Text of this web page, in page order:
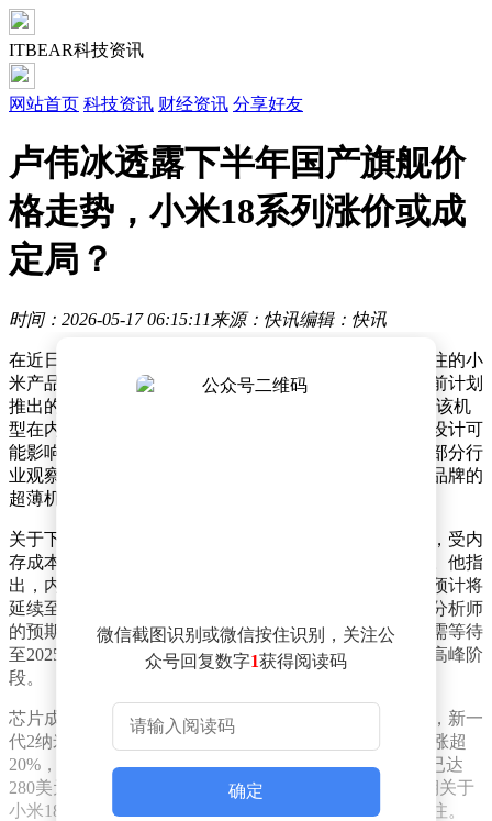
ITBEAR科技资讯
网站首页 科技资讯 财经资讯 分享好友
卢伟冰透露下半年国产旗舰价
格走势，小米18系列涨价或成
定局？
时间：2026-05-17 06:15:11 来源：快讯编辑：快讯
在近日的直播活动中，小米高管卢伟冰针对近期备受关注的小
米产品动态及行业趋势进行了详细解读。其中，小米此前计划
推出的超薄机型Air项目引发了广泛讨论。卢伟冰透露，该机
型在内部研发阶段已接近量产，但团队评估后认为超薄设计可
能影响用户体验，最终决定取消上市计划。这一决策被部分行
业观察者解读为对市场风险的审慎应对——此前某国际品牌的
超薄机型销量未达预期，或为小米提供了参考。
关于下半年国产旗舰手机的价格走势，卢伟冰明确表示，受内
存成本持续攀升影响，部分机型售价可能突破万元关口。他指
出，内存芯片价格自年初以来已多次上调，且这一趋势预计将
延续至2027年底或2028年上半年。这一判断与部分市场分析师
的预期不谋而合——此前已有观点认为，手机价格回落需等待
至2025年中旬或更晚，当前内存芯片仍处于涨价周期的高峰阶
段。
芯片成本的上涨进一步加剧了价格压力。据供应链消息，新一
代2纳米制程的骁龙8E Gen6系列处理器采购价较前代上涨超
20%，突破300美元大关。而此前骁龙8E Gen5的采购价已达
280美元左右。这一成本变动直接传导至终端产品，近期关于
小米18系列的爆料均指向价格大幅上调，引发消费者关注。
微信截图识别或微信按住识别，关注公
众号回复数字1获得阅读码
确定